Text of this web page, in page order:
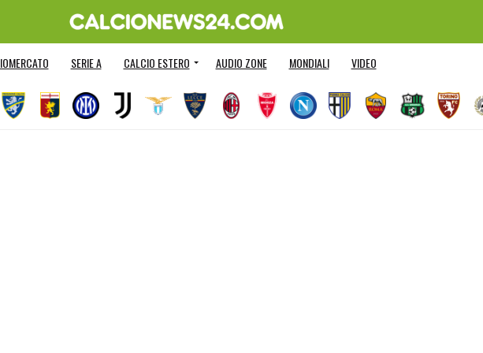
SERIE A CALCIO ESTERO AUDIO ZONE MONDIALI VIDEO